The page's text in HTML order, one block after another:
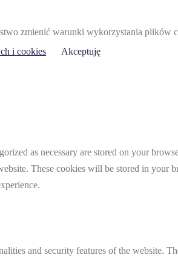
zmienić warunki wykorzystania plików
i cookies Akceptuję
as necessary are stored on your
These cookies will be stored in your
and security features of the website.